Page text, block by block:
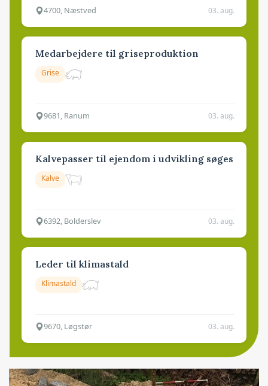
4700, Næstved 03. aug.
Medarbejdere til griseproduktion
Grise
9681, Ranum 03. aug.
Kalvepasser til ejendom i udvikling søges
Kalve
6392, Bolderslev 03. aug.
Leder til klimastald
Klimastald
9670, Løgstør 03. aug.